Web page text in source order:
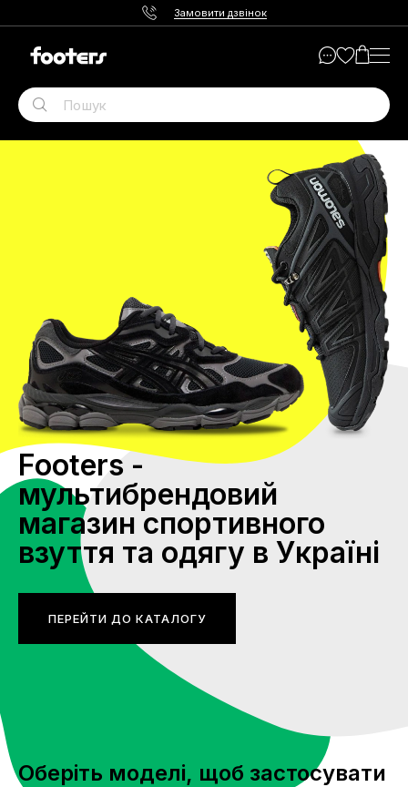
Замовити дзвінок
Footers -
мультибрендовий
магазин спортивного
взуття та одягу в Україні
ПЕРЕЙТИ ДО КАТАЛОГУ
Оберіть моделі, щоб застосувати